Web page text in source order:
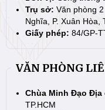
Trụ sở: Văn phòng
Nghĩa, P. Xuân Hòa,
Giấy phép: 84/GP-
VĂN PHÒNG
Chùa Minh Đạo Địa
TP.HCM